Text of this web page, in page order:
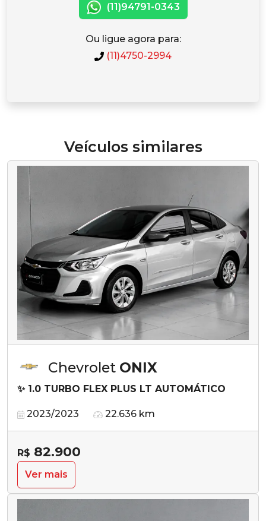
(11)94791-0343
Ou ligue agora para:
(11)4750-2994
Veículos similares
Chevrolet ONIX
✨ 1.0 TURBO FLEX PLUS LT AUTOMÁTICO
2023/2023 22.636 km
R$ 82.900
Ver mais